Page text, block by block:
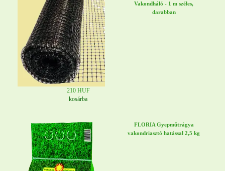
Vakondháló - 1 m széles,
darabban
210 HUF
kosárba
FLORIA Gyepműtrágya
vakondriasztó hatással 2,5 kg